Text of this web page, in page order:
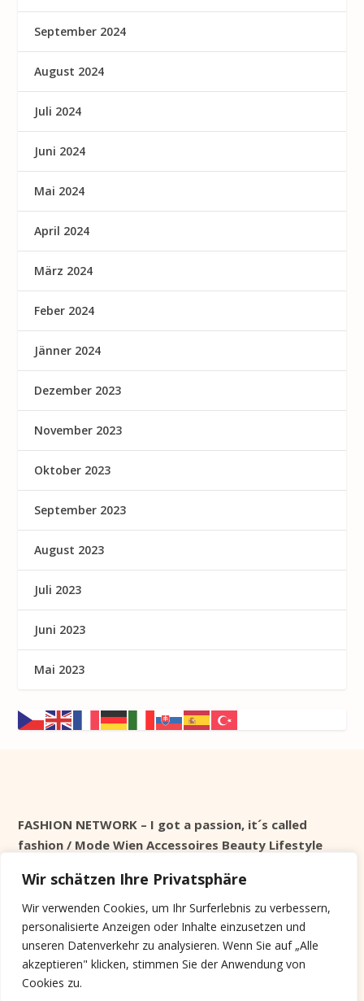
Wir schätzen Ihre Privatsphäre
Wir verwenden Cookies, um Ihr Surferlebnis zu verbessern,
personalisierte Anzeigen oder Inhalte einzusetzen und
unseren Datenverkehr zu analysieren. Wenn Sie auf „Alle
akzeptieren" klicken, stimmen Sie der Anwendung von
Cookies zu.
September 2024
August 2024
Juli 2024
Juni 2024
Mai 2024
April 2024
März 2024
Feber 2024
Jänner 2024
Dezember 2023
November 2023
Oktober 2023
September 2023
August 2023
Juli 2023
Juni 2023
Mai 2023
FASHION NETWORK – I got a passion, it´s called
fashion / Mode Wien Accessoires Beauty Lifestyle
Seit 1998 online
Cookie Info
Diese Website verwendet keine Tracking Cookies,
sondern nur Systemrelevante, die nach der Session